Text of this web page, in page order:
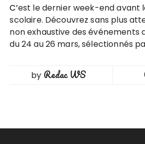
C’est le dernier week-end avant la rentrée
scolaire. Découvrez sans plus
non exhaustive des événements
du 24 au 26 mars, sélectionnés
by Redac WS